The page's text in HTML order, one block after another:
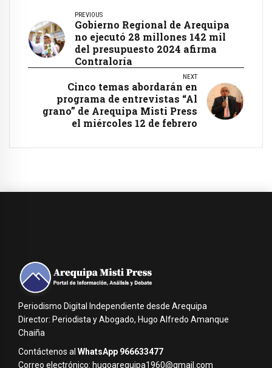
PREVIOUS
Gobierno Regional de Arequipa
no ejecutó 28 millones 142 mil
del presupuesto 2024 afirma
Contraloría
NEXT
Cinco temas abordarán en
programa de entrevistas “Al
grano” de Arequipa Misti Press
el miércoles 12 de febrero
Periodismo Digital Independiente desde Arequipa
Director: Periodista y Abogado, Hugo Alfredo Amanque
Chaiña
Contáctenos al WhatsApp 966633477
Correo electrónico: hugoarequipa1960@gmail.com